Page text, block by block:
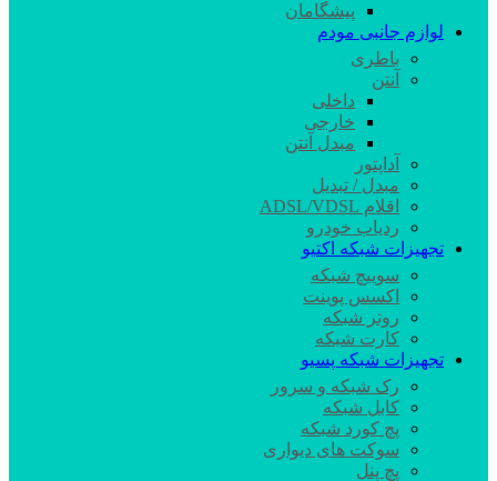
پیشگامان
لوازم جانبی مودم
باطری
آنتن
داخلی
خارجی
مبدل آنتن
آداپتور
مبدل / تبدیل
اقلام ADSL/VDSL
ردیاب خودرو
تجهیزات شبکه اکتیو
سوییچ شبکه
اکسس پوینت
روتر شبکه
کارت شبکه
تجهیزات شبکه پسیو
رک شبکه و سرور
کابل شبکه
پچ کورد شبکه
سوکت های دیواری
پچ پنل